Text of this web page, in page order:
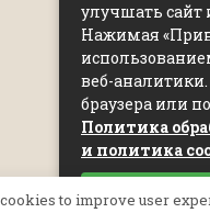
улучшать сайт
Нажимая
веб-
браузера или
Политика
и политика
to improve user